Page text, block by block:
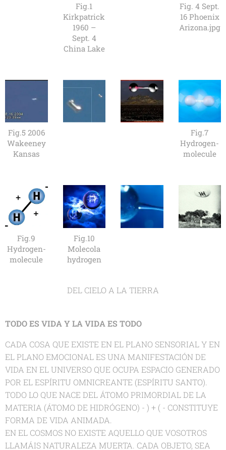
Fig.1
Kirkpatrick
1960 –
Sept. 4
China Lake
Fig. 4 Sept.
16 Phoenix
Arizona.jpg
Fig.5 2006
Wakeeney
Kansas
Fig.7
Hydrogen-
molecule
Fig.9
Hydrogen-
molecule
Fig.10
Molecola
hydrogen
DEL CIELO A LA TIERRA
TODO ES VIDA Y LA VIDA ES TODO
CADA COSA QUE EXISTE EN EL PLANO SENSORIAL Y EN
EL PLANO EMOCIONAL ES UNA MANIFESTACIÓN DE
VIDA EN EL UNIVERSO QUE OCUPA ESPACIO GENERADO
POR EL ESPÍRITU OMNICREANTE (ESPÍRITU SANTO).
TODO LO QUE NACE DEL ÁTOMO PRIMORDIAL DE LA
MATERIA (ÁTOMO DE HIDRÓGENO) - ) + ( - CONSTITUYE
FORMA DE VIDA ANIMADA.
EN EL COSMOS NO EXISTE AQUELLO QUE VOSOTROS
LLAMÁIS NATURALEZA MUERTA. CADA OBJETO, SEA